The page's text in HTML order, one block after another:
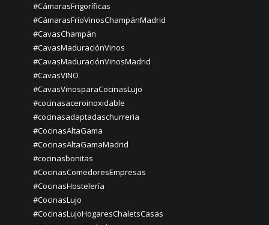
#CámarasFrigoríficas
#CámarasFríoVinosChampánMadrid
#CavasChampán
#CavasMaduraciónVinos
#CavasMaduraciónVinosMadrid
#CavasVINO
#CavasVinosparaCocinasLujo
#cocinasaceroinoxidable
#cocinasadaptadaschurreria
#CocinasAltaGama
#CocinasAltaGamaMadrid
#cocinasbonitas
#CocinasComedoresEmpresas
#CocinasHostelería
#CocinasLujo
#CocinasLujoHogaresChaletsCasas